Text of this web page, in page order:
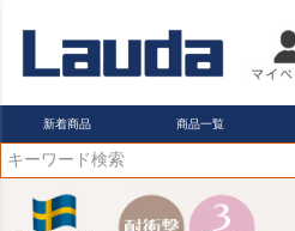
新着商品 商品一覧